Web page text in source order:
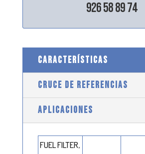
926 58 89 74
CARACTERÍSTICAS
CRUCE DE REFERENCIAS
APLICACIONES
FUEL FILTER,